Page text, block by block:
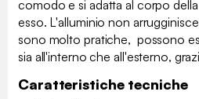
comodo e si adatta al corpo
esso. L'alluminio non
sono molto pratiche, possono
sia all'interno che all'esterno,
Caratteristiche tecniche